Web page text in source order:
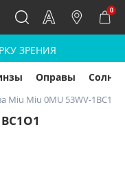
0
ЗРЕНИЯ
Оправы
Miu Miu 0MU 53WV-1BC1O1